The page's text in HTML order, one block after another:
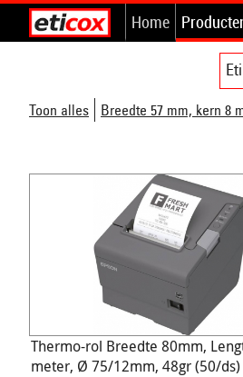
Home
Toon alles Breedte 57 mm, kern 8
Thermo-rol Breedte 80mm,
meter, Ø 75/12mm, 48gr (50/ds)